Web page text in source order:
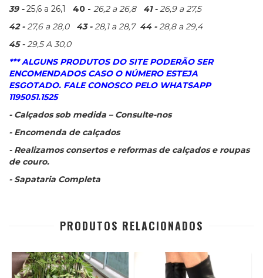
39 -25,6 a 26,1 40 - 26,2 a 26,8 41 -26,9 a 27,5
42 -27,6 a 28,0 43 -28,1 a 28,7 44 -28,8 a 29,4
45 -29,5 A 30,0
*** ALGUNS PRODUTOS DO SITE PODERÃO SER
ENCOMENDADOS CASO O NÚMERO ESTEJA
ESGOTADO. FALE CONOSCO PELO WHATSAPP
1195051.1525
- Calçados sob medida – Consulte-nos
- Encomenda de calçados
- Realizamos consertos e reformas de calçados e roupas
de couro.
- Sapataria Completa
PRODUTOS RELACIONADOS